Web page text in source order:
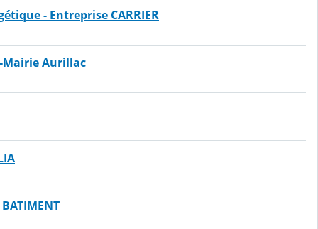
- Entreprise CARRIER
Mairie Aurillac